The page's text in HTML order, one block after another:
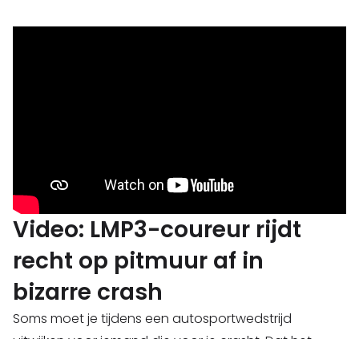
Video: LMP3-coureur rijdt
recht op pitmuur af in
bizarre crash
Soms moet je tijdens een autosportwedstrijd